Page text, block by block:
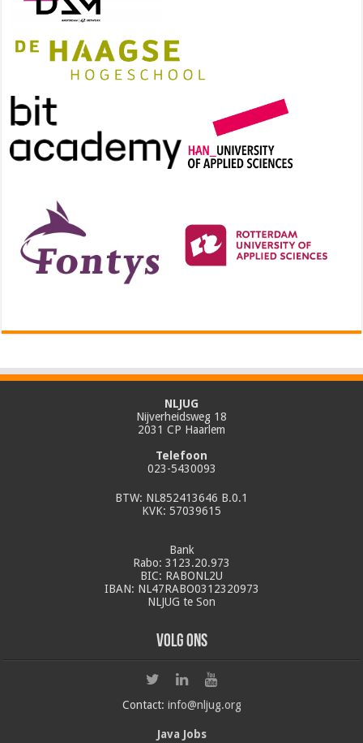
NLJUG
Nijverheidsweg 18
2031 CP Haarlem
Telefoon
023-5430093
BTW: NL852413646 B.0.1
KVK: 57039615
Bank
Rabo: 3123.20.973
BIC: RABONL2U
IBAN: NL47RABO0312320973
NLJUG te Son
Volg ons
Contact: info@nljug.org
Java Jobs